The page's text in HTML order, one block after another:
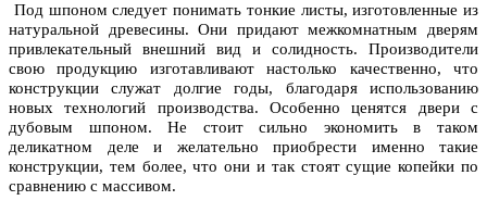
Под шпоном следует понимать тонкие листы, изготовленные из
натуральной древесины. Они придают межкомнатным дверям
привлекательный внешний вид и солидность. Производители
свою продукцию изготавливают настолько качественно, что
конструкции служат долгие годы, благодаря использованию
новых технологий производства. Особенно ценятся двери с
дубовым шпоном. Не стоит сильно экономить в таком
деликатном деле и желательно приобрести именно такие
конструкции, тем более, что они и так стоят сущие копейки по
сравнению с массивом.